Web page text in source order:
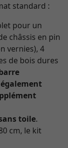
standard :
pour un
châssis en pin
vernies), 4
de bois dures
toile.
cm, le kit